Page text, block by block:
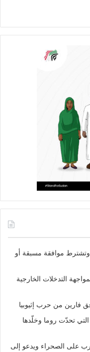
موافقة مسبقة أو
التدخلات الخارجية
فارين من حرب إثيوبيا
التي تحدّت روما وخلّدها
على الصحراء ويدعو إلى